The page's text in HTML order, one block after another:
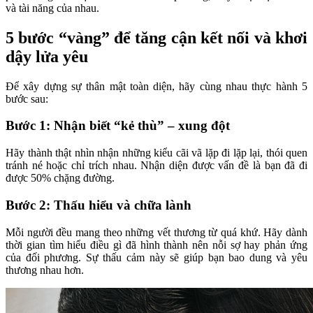
và tài năng của nhau.
5 bước “vàng” để tăng cận kết nối và khơi
dậy lửa yêu
Để xây dựng sự thân mật toàn diện, hãy cùng nhau thực hành 5
bước sau:
Bước 1: Nhận biết “kẻ thù” – xung đột
Hãy thành thật nhìn nhận những kiểu cãi vã lặp đi lặp lại, thói quen
tránh né hoặc chỉ trích nhau. Nhận diện được vấn đề là bạn đã đi
được 50% chặng đường.
Bước 2: Thấu hiểu và chữa lành
Mỗi người đều mang theo những vết thương từ quá khứ. Hãy dành
thời gian tìm hiểu điều gì đã hình thành nên nỗi sợ hay phản ứng
của đối phương. Sự thấu cảm này sẽ giúp bạn bao dung và yêu
thương nhau hơn.